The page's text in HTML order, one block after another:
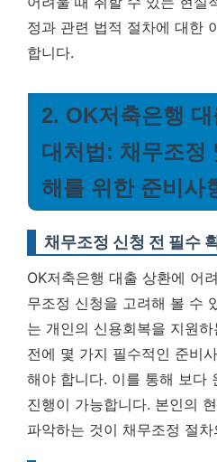
정과 관련 법적 절차에 대한
합니다.
2. OK저축은행
대처법: 채무조정
해를 위한 준비사
채무조정 신청 전 필수
OK저축은행 대출 상환에 어
무조정 신청을 고려해 볼 수
는 개인의 신용회복을 지원
전에 몇 가지 필수적인 준비
해야 합니다. 이를 통해 보다
진행이 가능합니다. 본인의
파악하는 것이 채무조정 절